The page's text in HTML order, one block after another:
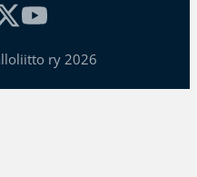
ry 2026